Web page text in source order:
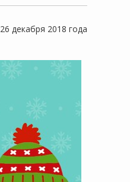
26 декабря 2018 года